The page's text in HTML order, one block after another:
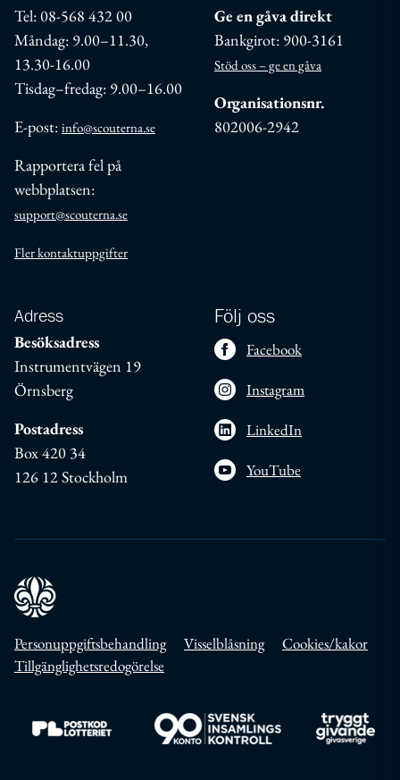
Tel: 08-568 432 00
Måndag: 9.00–11.30,
13.30-16.00
Tisdag–fredag: 9.00–16.00
E-post: info@scouterna.se
Rapportera fel på
webbplatsen:
support@scouterna.se
Fler kontaktuppgifter
Ge en gåva direkt
Bankgirot: 900-3161
Stöd oss – ge en gåva
Organisationsnr.
802006-2942
Adress
Besöksadress
Instrumentvägen 19
Örnsberg
Postadress
Box 420 34
126 12 Stockholm
Följ oss
Facebook
Instagram
LinkedIn
YouTube
Personuppgiftsbehandling Visselblåsning
Cookies/kakor
Tillgänglighetsredogörelse
Till https://www.postkodlotteriet.se/Till https://www.insamlingskontroll.se/
Till https://